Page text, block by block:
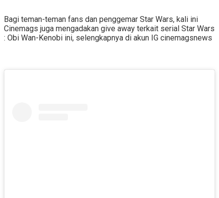
Bagi teman-teman fans dan penggemar Star Wars, kali ini
Cinemags juga mengadakan give away terkait serial Star Wars
: Obi Wan-Kenobi ini, selengkapnya di akun IG cinemagsnews